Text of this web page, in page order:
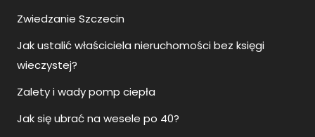
Zwiedzanie Szczecin
Jak ustalić właściciela nieruchomości bez księgi
wieczystej?
Zalety i wady pomp ciepła
Jak się ubrać na wesele po 40?